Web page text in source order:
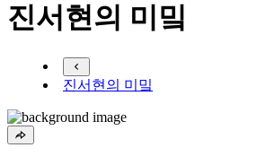
진서현의 미밐
진서현의 미밐